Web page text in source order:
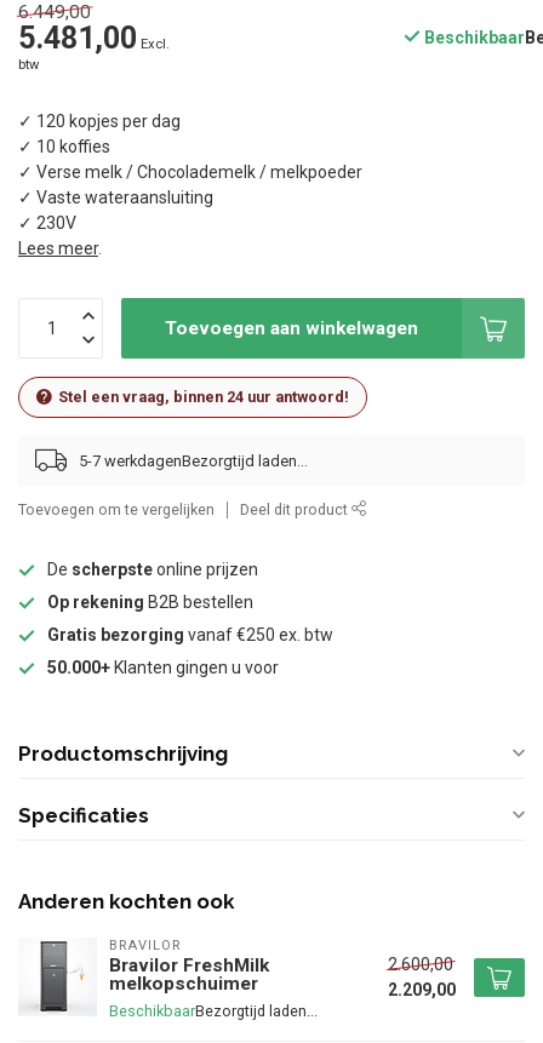
6.449,00
5.481,00 Excl.
btw
Beschikbaar
✓ 120 kopjes per dag
✓ 10 koffies
✓ Verse melk / Chocolademelk / melkpoeder
✓ Vaste wateraansluiting
✓ 230V
Lees meer.
Toevoegen aan winkelwagen
Stel een vraag, binnen 24 uur antwoord!
5-7 werkdagen
Toevoegen om te vergelijken Deel dit product
De scherpsteonline prijzen
Op rekening B2B bestellen
Gratis bezorging vanaf €250 ex. btw
50.000+ Klanten gingen u voor
Productomschrijving
Specificaties
Anderen kochten ook
BRAVILOR
Bravilor FreshMilk
melkopschuimer
Beschikbaar
2.600,00
2.209,00